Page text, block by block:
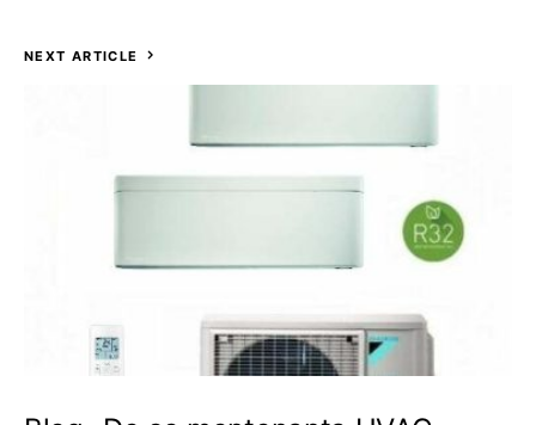
NEXT ARTICLE